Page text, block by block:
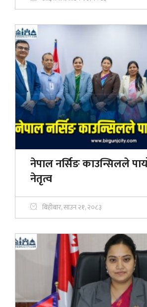
नेपाल नर्सिङ काउन्सिलले
नेतृत्व
बिहीबार, साउन २१, २०८३